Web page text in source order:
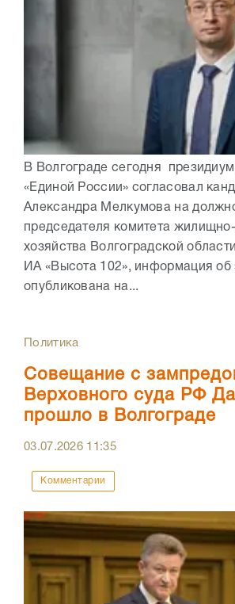
В Волгограде сегодня
«Единой России» согласовал
Александра Мелкумова на
председателя комитета
хозяйства Волгоградской
ИА «Высота 102», информация об
опубликована на...
Политика
Совещание с
Верховного суда РФ
прошло в Волгограде
03.07.2026 11:35
Комментарии